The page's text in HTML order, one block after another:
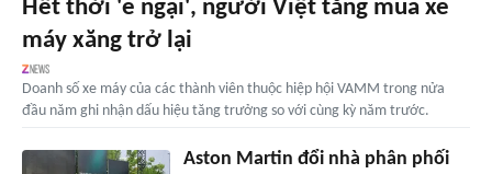
Hết thời 'e ngại', người Việt tăng mua xe
máy xăng trở lại
Doanh số xe máy của các thành viên thuộc hiệp hội VAMM trong nửa
đầu năm ghi nhận dấu hiệu tăng trưởng so với cùng kỳ năm trước.
Aston Martin đổi nhà phân phối